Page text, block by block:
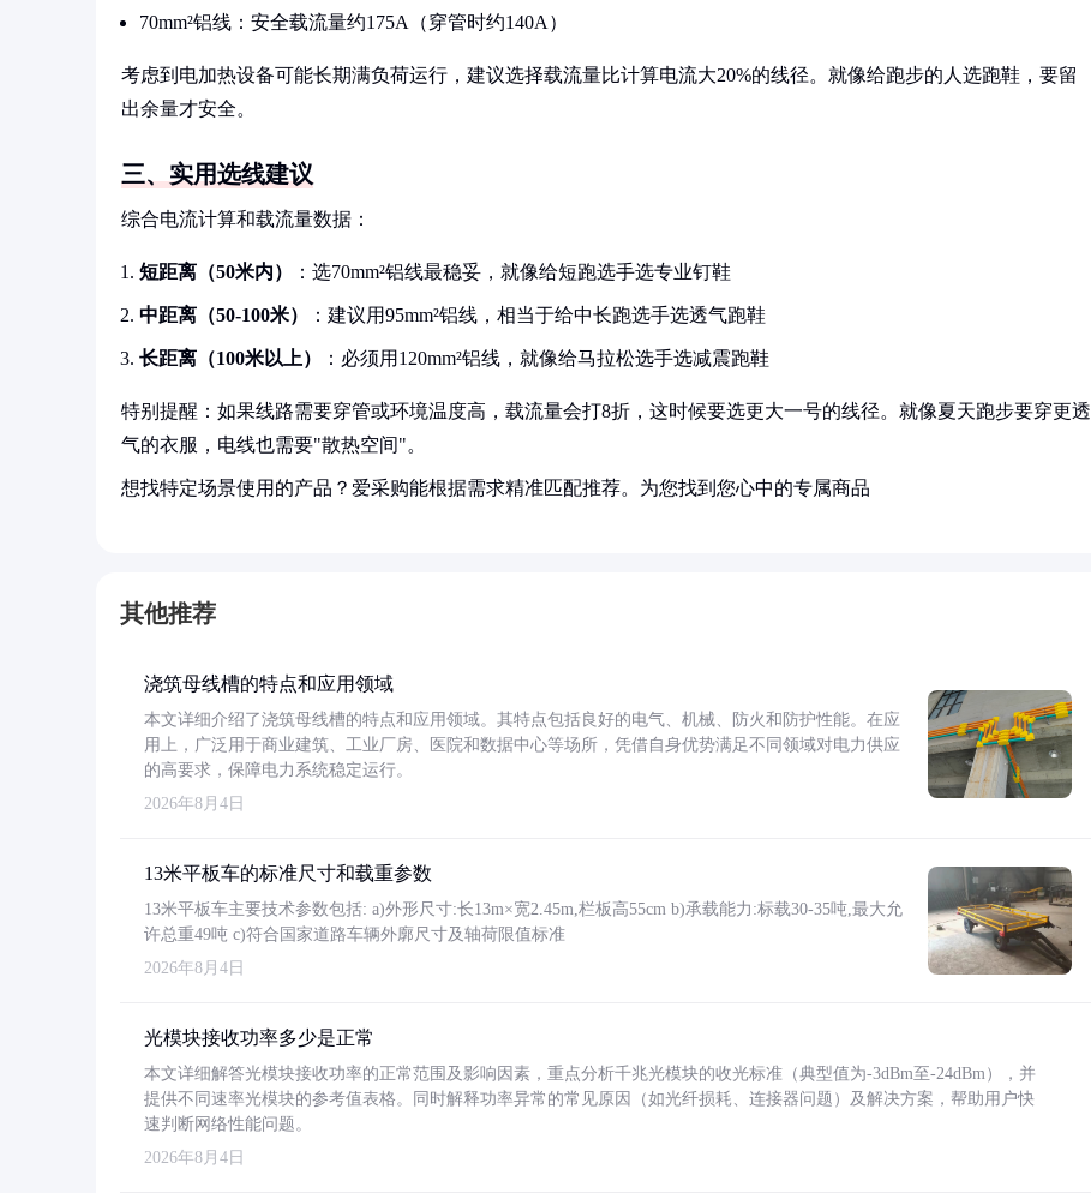
70mm²铝线：安全载流量约175A（穿管时约140A）
考虑到电加热设备可能长期满负荷运行，建议选择载流量比计算电流大20%的线径。就像给跑步的人选跑鞋，要留
出余量才安全。
三、实用选线建议
综合电流计算和载流量数据：
短距离（50米内） ：选70mm²铝线最稳妥，就像给短跑选手选专业钉鞋
中距离（50-100米） ：建议用95mm²铝线，相当于给中长跑选手选透气跑鞋
长距离（100米以上） ：必须用120mm²铝线，就像给马拉松选手选减震跑鞋
特别提醒：如果线路需要穿管或环境温度高，载流量会打8折，这时候要选更大一号的线径。就像夏天跑步要穿更透
气的衣服，电线也需要"散热空间"。
想找特定场景使用的产品？爱采购能根据需求精准匹配推荐。为您找到您心中的专属商品
其他推荐
浇筑母线槽的特点和应用领域
本文详细介绍了浇筑母线槽的特点和应用领域。其特点包括良好的电气、机械、防火和防护性能。在应
用上，广泛用于商业建筑、工业厂房、医院和数据中心等场所，凭借自身优势满足不同领域对电力供应
的高要求，保障电力系统稳定运行。
2026年8月4日
13米平板车的标准尺寸和载重参数
13米平板车主要技术参数包括: a)外形尺寸:长13m×宽2.45m,栏板高55cm b)承载能力:标载30-35吨,最大允
许总重49吨 c)符合国家道路车辆外廓尺寸及轴荷限值标准
2026年8月4日
光模块接收功率多少是正常
本文详细解答光模块接收功率的正常范围及影响因素，重点分析千兆光模块的收光标准（典型值为-3dBm至-24dBm），并
提供不同速率光模块的参考值表格。同时解释功率异常的常见原因（如光纤损耗、连接器问题）及解决方案，帮助用户快
速判断网络性能问题。
2026年8月4日